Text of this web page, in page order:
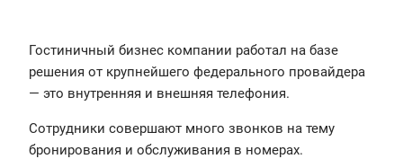
Гостиничный бизнес компании работал на базе
решения от крупнейшего федерального провайдера
— это внутренняя и внешняя телефония.
Сотрудники совершают много звонков на тему
бронирования и обслуживания в номерах.